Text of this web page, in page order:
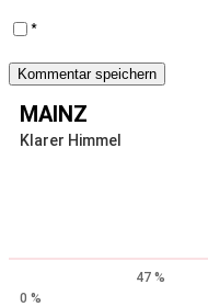
*
MAINZ
Klarer Himmel
47 %
0 %